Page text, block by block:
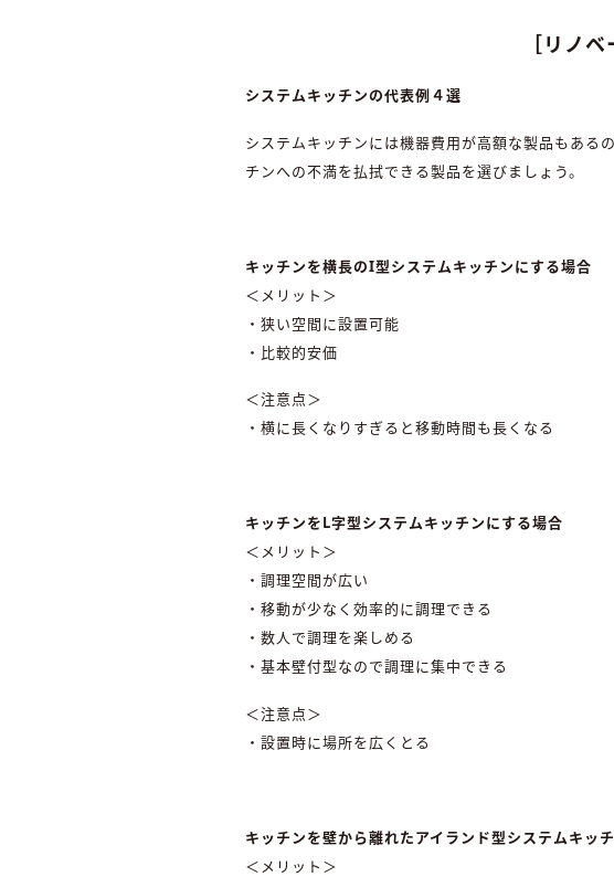
［リノ
システムキッチンの代表例４選
システムキッチンには機器費用が高額な製品もある
チンへの不満を払拭できる製品を選びましょう。
キッチンを横長のI型システムキッチンにする場合
＜メリット＞
・狭い空間に設置可能
・比較的安価
＜注意点＞
・横に長くなりすぎると移動時間も長くなる
キッチンをL字型システムキッチンにする場合
＜メリット＞
・調理空間が広い
・移動が少なく効率的に調理できる
・数人で調理を楽しめる
・基本壁付型なので調理に集中できる
＜注意点＞
・設置時に場所を広くとる
キッチンを壁から離れたアイランド型システムキッ
＜メリット＞